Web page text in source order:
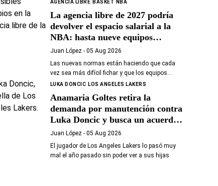
AGENCIA LIBRE BASKET NBA
La agencia libre de 2027 podría
devolver el espacio salarial a la
NBA: hasta nueve equipos
tendrían margen
Juan López- 05 Aug 2026
Las nuevas normas están haciendo que cada
vez sea más difícil fichar y que los equipos
ahorren más que nunca
LUKA DONCIC LOS ANGELES LAKERS
Anamaria Goltes retira la
demanda por manutención contra
Luka Doncic y busca un acuerdo
amistoso
Juan López- 05 Aug 2026
El jugador de Los Angeles Lakers lo pasó muy
mal el año pasado sin poder ver a sus hijas